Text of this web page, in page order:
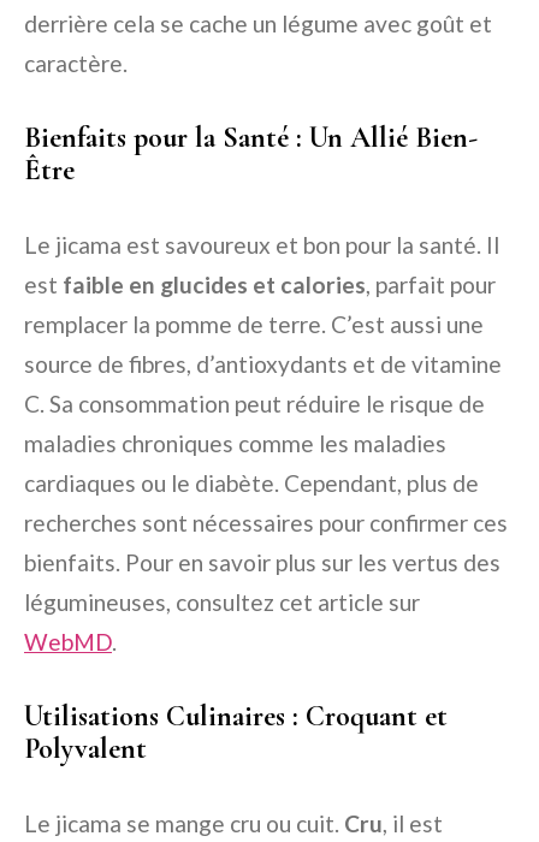
derrière cela se cache un légume avec goût et
caractère.
Bienfaits pour la Santé : Un Allié Bien-
Être
Le jicama est savoureux et bon pour la santé. Il
est faible en glucides et calories, parfait pour
remplacer la pomme de terre. C’est aussi une
source de fibres, d’antioxydants et de vitamine
C. Sa consommation peut réduire le risque de
maladies chroniques comme les maladies
cardiaques ou le diabète. Cependant, plus de
recherches sont nécessaires pour confirmer ces
bienfaits. Pour en savoir plus sur les vertus des
légumineuses, consultez cet article sur
WebMD.
Utilisations Culinaires : Croquant et
Polyvalent
Le jicama se mange cru ou cuit. Cru, il est